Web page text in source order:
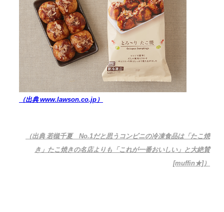
（出典 www.lawson.co.jp）
（出典 若槻千夏 No.1だと思うコンビニの冷凍食品は「たこ焼
き」たこ焼きの名店よりも「これが一番おいしい」と大絶賛
[muffin★]）